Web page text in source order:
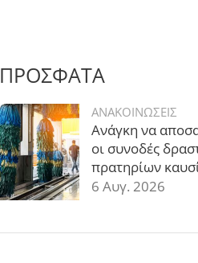
ΠΡΟΣΦΑΤΑ
ΑΝΑΚΟΙΝΩΣΕΙΣ
Ανάγκη να
οι συνοδές
πρατηρίων
6 Αυγ. 2026